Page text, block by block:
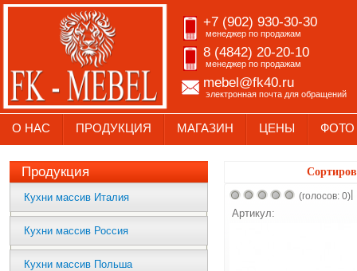
+7 (902) 930-30-30
менеджер по продажам
8 (4842) 20-20-10
менеджер по продажам
mebel@fk40.ru
электронная почта для обращений
О НАС ПРОДУКЦИЯ МАГАЗИН ЦЕНЫ ФОТО
Продукция
Кухни массив Италия
Кухни массив Россия
Кухни массив Польша
(голосов: 0)
Артикул: